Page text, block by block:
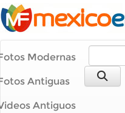
Modernas
Antiguas
Antiguos